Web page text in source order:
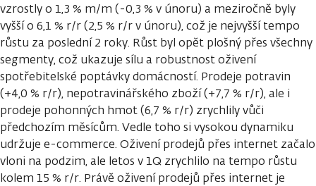
vzrostly o 1,3 % m/m (-0,3 % v únoru) a meziročně byly
vyšší o 6,1 % r/r (2,5 % r/r v únoru), což je nejvyšší tempo
růstu za poslední 2 roky. Růst byl opět plošný přes všechny
segmenty, což ukazuje sílu a robustnost oživení
spotřebitelské poptávky domácností. Prodeje potravin
(+4,0 % r/r), nepotravinářského zboží (+7,7 % r/r), ale i
prodeje pohonných hmot (6,7 % r/r) zrychlily vůči
předchozím měsícům. Vedle toho si vysokou dynamiku
udržuje e-commerce. Oživení prodejů přes internet začalo
vloni na podzim, ale letos v 1Q zrychlilo na tempo růstu
kolem 15 % r/r. Právě oživení prodejů přes internet je